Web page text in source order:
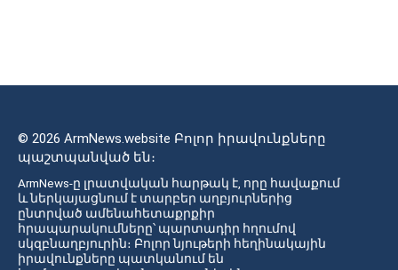
© 2026 ArmNews.website Բոլոր իրավունքները
պաշտպանված են։
ArmNews-ը լրատվական հարթակ է, որը հավաքում
և ներկայացնում է տարբեր աղբյուրներից
ընտրված ամենահետաքրքիր
հրապարակումները՝ պարտադիր հղումով
սկզբնաղբյուրին։ Բոլոր նյութերի հեղինակային
իրավունքները պատկանում են